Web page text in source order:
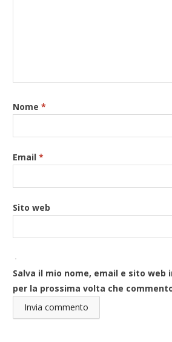
Nome*
Email*
Sito web
Salva il mio nome, email e sito web
per la prossima volta che